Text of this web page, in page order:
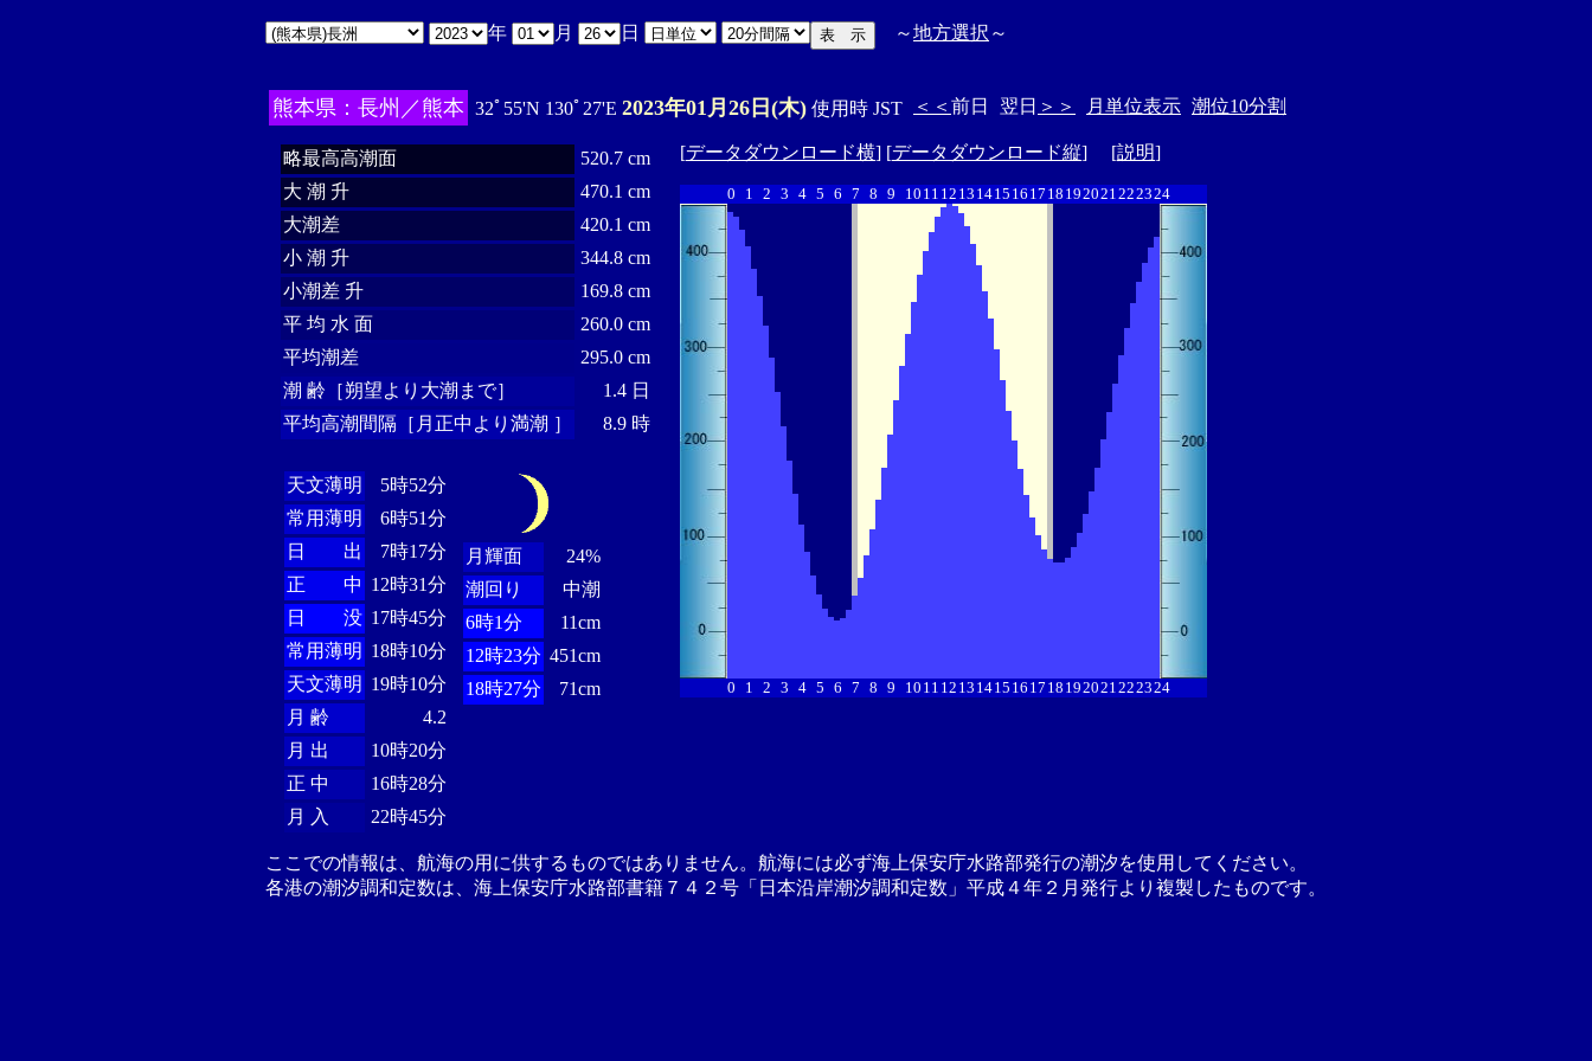
年 月 日 ～地方選択 ～
熊本県：長州／熊本 32ﾟ55'N 130ﾟ27'E 2023年01月26日(木) 使用時 JST ＜＜ 前日 翌日 ＞＞ 月単位表示 潮位10分割
略最高高潮面
520.7 cm
大 潮 升
470.1 cm
大潮差
420.1 cm
小 潮 升
344.8 cm
小潮差 升
169.8 cm
平 均 水 面
260.0 cm
平均潮差
295.0 cm
潮 齢［朔望より大潮まで］
1.4 日
平均高潮間隔［月正中より満潮 ］
8.9 時
天文薄明
5時52分
常用薄明
6時51分
日 出
7時17分
正 中 12時31分
日 没 17時45分
常用薄明 18時10分
天文薄明 19時10分
月 齢
4.2
月 出
10時20分
正 中
16時28分
月 入
22時45分
月輝面
24%
潮回り
中潮
6時1分
11cm
12時23分 451cm
18時27分
71cm
[データダウンロード横] [データダウンロード縦] [説明]
0 1 2 3 4 5 6 7 8 9 10 11 12 13 1415 16 17 18 192021222324
0 1 2 3 4 5 6 7 8 9 10 11 12 13 1415 16 17 18 192021222324
ここでの情報は、航海の用に供するものではありません。航海には必ず海上保安庁水路部発行の潮汐を使用してください。
各港の潮汐調和定数は、海上保安庁水路部書籍７４２号「日本沿岸潮汐調和定数」平成４年２月発行より複製したものです。